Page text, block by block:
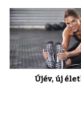
Újév, új